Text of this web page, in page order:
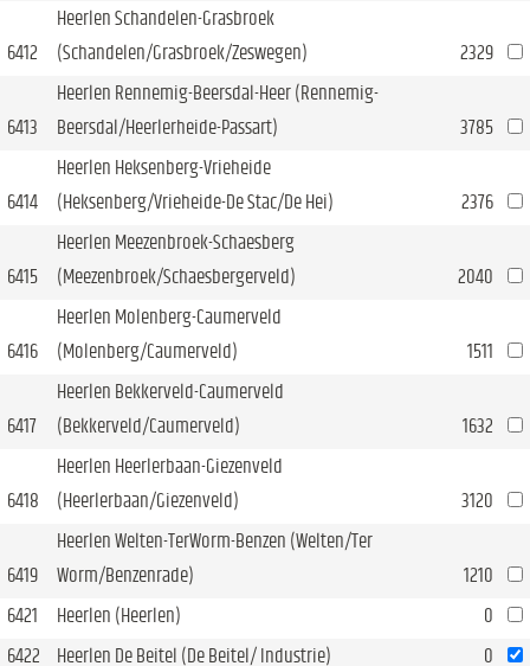
6412
Heerlen Schandelen-Grasbroek
(Schandelen/Grasbroek/Zeswegen)
2329
6413
Heerlen Rennemig-Beersdal-Heer (Rennemig-
Beersdal/Heerlerheide-Passart)
3785
6414
Heerlen Heksenberg-Vrieheide
(Heksenberg/Vrieheide-De Stac/De Hei)
2376
6415
Heerlen Meezenbroek-Schaesberg
(Meezenbroek/Schaesbergerveld)
2040
6416
Heerlen Molenberg-Caumerveld
(Molenberg/Caumerveld)
1511
6417
Heerlen Bekkerveld-Caumerveld
(Bekkerveld/Caumerveld)
1632
6418
Heerlen Heerlerbaan-Giezenveld
(Heerlerbaan/Giezenveld)
3120
6419
Heerlen Welten-TerWorm-Benzen (Welten/Ter
Worm/Benzenrade)
1210
6421
Heerlen (Heerlen)
0
6422
Heerlen De Beitel (De Beitel/ Industrie) 0